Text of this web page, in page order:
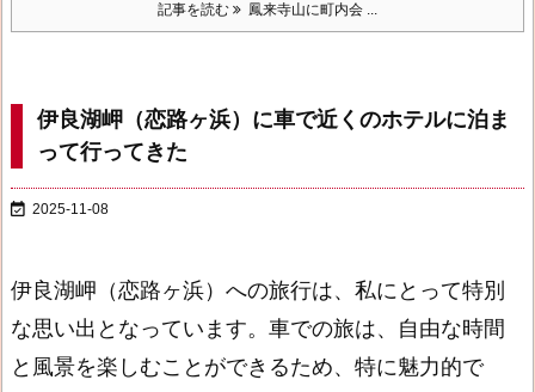
記事を読む 鳳来寺山に町内会 ...
伊良湖岬（恋路ヶ浜）に車で近くのホテルに泊ま
って行ってきた
 2025-11-08
伊良湖岬（恋路ヶ浜）への旅行は、私にとって特別
な思い出となっています。車での旅は、自由な時間
と風景を楽しむことができるため、特に魅力的で